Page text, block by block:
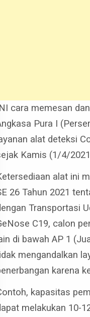
cara memesan
Pura I
alat deteksi
Kamis (1/4/
alat ini
26 Tahun 2021
Transportasi
C19, calon
di bawah AP 1
mengandalkan
karena
kapasitas
melakukan 10-